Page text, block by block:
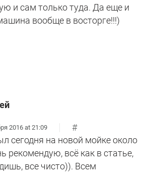
и сам только туда. Да еще и
вообще в восторге!!!)
2016 at 21:09
#
сегодня на новой мойке около
рекомендую, всё как в статье,
все чисто)). Всем